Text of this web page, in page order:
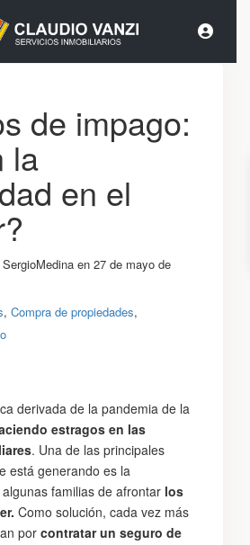
de impago:
la
en el
en 27 de mayo de
,Compra de propiedades,
derivada de la pandemia de la
estragos en las
. Una de las principales
está generando es la
familias de afrontar los
Como solución, cada vez más
porcontratar un seguro de